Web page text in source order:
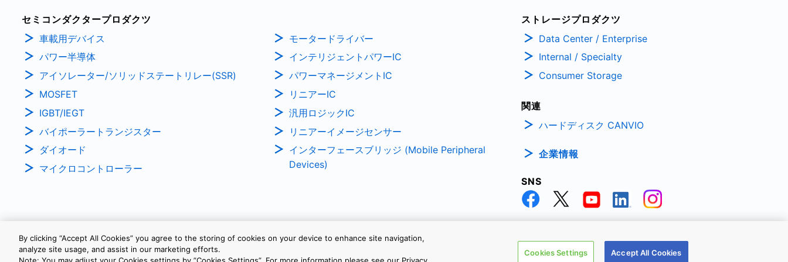
セミコンダクタープロダクツ
車載用デバイス
パワー半導体
アイソレーター/ソリッドステートリレー(SSR)
MOSFET
IGBT/IEGT
バイポーラートランジスター
ダイオード
マイクロコントローラー
モータードライバー
インテリジェントパワーIC
パワーマネージメントIC
リニアーIC
汎用ロジックIC
リニアーイメージセンサー
インターフェースブリッジ (Mobile Peripheral
Devices)
ストレージプロダクツ
Data Center / Enterprise
Internal / Specialty
Consumer Storage
関連
ハードディスク CANVIO
企業情報
SNS
個人情報保護方針 サイトのご利用条件 Cookie設定 Copyright © 2026 TOSHIBA ELECTRONIC DEVICES & STORAGE CORPORATION, All Rights Reserved.
By clicking “Accept All Cookies” you agree to the storing of cookies on your device to enhance site navigation,
analyze site usage, and assist in our marketing efforts.
Cookies Settings Accept All Cookies